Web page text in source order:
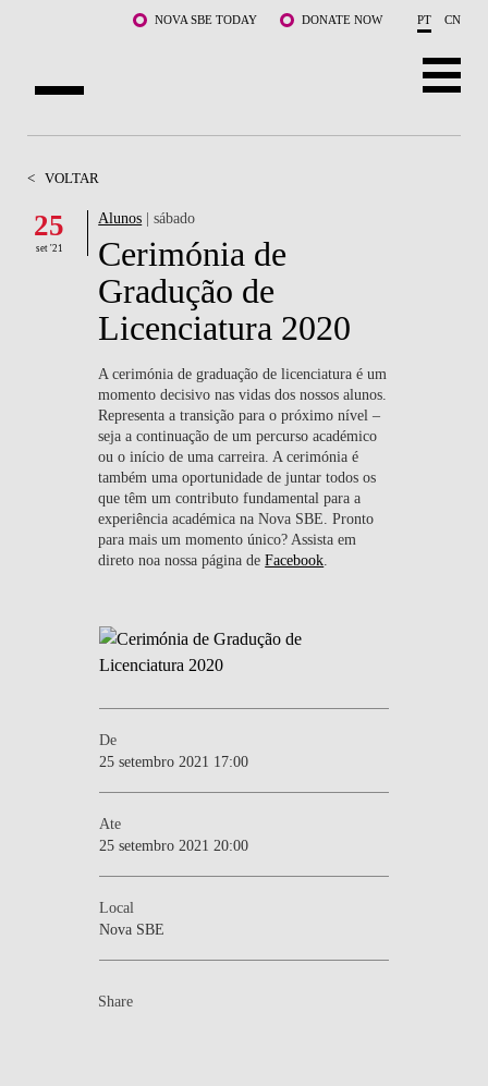
Saltar para o conteúdo principalNOVA SBE TODAY DONATE NOW PT CN
DOCENTES E INVESTIGAÇÃO
COMUNIDADE
WHAT'S HAPPENING
< VOLTAR
25
set '21
Alunos | sábado
Cerimónia de
Gradução de
Licenciatura 2020
A cerimónia de graduação de licenciatura é um
momento decisivo nas vidas dos nossos alunos.
Representa a transição para o próximo nível –
seja a continuação de um percurso académico
ou o início de uma carreira. A cerimónia é
também uma oportunidade de juntar todos os
que têm um contributo fundamental para a
experiência académica na Nova SBE. Pronto
para mais um momento único? Assista em
direto noa nossa página deFacebook
De
25 setembro 2021 17:00
Ate
25 setembro 2021 20:00
Local
Nova SBE
Share